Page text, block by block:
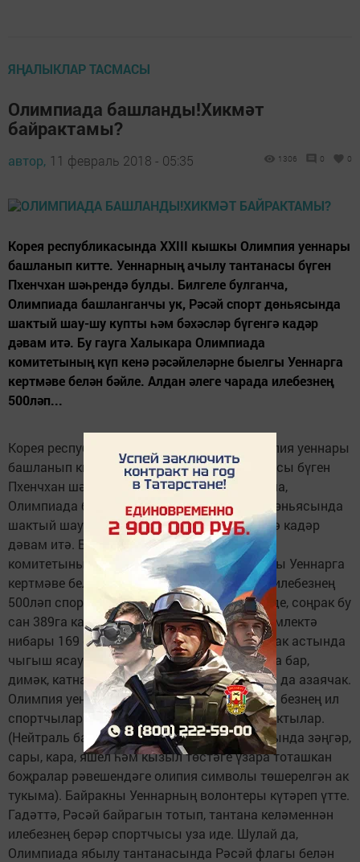
ЯҢАЛЫКЛАР ТАСМАСЫ
Олимпиада башланды!Хикмәт
байрактамы?
автор, 11 февраль 2018 - 05:35 1306 0 0
Корея республикасында XXIII кышкы Олимпия уеннары
башланып китте. Уеннарның ачылу тантанасы бүген
Пхенчхан шәһрендә булды. Билгеле булганча,
Олимпиада башланганчы ук, Рәсәй спорт дөньясында
шактый шау-шу купты һәм бәхәсләр бүгенгә кадәр
дәвам итә. Бу гауга Халыкара Олимпиада
комитетының күп кенә рәсәйлеләрне быелгы Уеннарга
кертмәве белән бәйле. Алдан әлеге чарада илебезнең
500ләп...
Корея республикасында XXIII кышкы Олимпия уеннары
башланып китте. Уеннарның ачылу тантанасы бүген
Пхенчхан шәһрендә булды. Билгеле булганча,
Олимпиада башланганчы ук, Рәсәй спорт дөньясында
шактый шау-шу купты һәм бәхәсләр бүгенгә кадәр
дәвам итә. Бу гауга Халыкара Олимпиада
комитетының күп кенә рәсәйлеләрне быелгы Уеннарга
кертмәве белән бәйле. Алдан әлеге чарада илебезнең
500ләп спортчысы катнашыр дип көтелә иде, соңрак бу
сан 389га кадәр кимеде. Соңыннан исә, исемлектә
нибары 169 спортчы калды. Нейтраль байрак астында
чыгыш ясаудан баш тарткан спортчылар да бар,
димәк, катнашучыларыбыз исемлеге тагын да азаячак.
Олимпия уеннарының ачылу тантанасында безнең ил
спортчылары нейтраль байрак астында чыктылар.
(Нейтраль байрак (Олипия байрагы) - уртасында зәңгәр,
сары, кара, яшел һәм кызыл төстәге үзара тоташкан
боҗралар рәвешендәге олипия символы төшерелгән ак
тукыма). Байракны Уеннарның волонтеры күтәреп үтте.
Гадәттә, Рәсәй байрагын тотып, тантана келәменнән
илебезнең берәр спортчысы уза иде. Шулай да,
Олимпиада ябылу тантанасында Рәсәй флагы белән